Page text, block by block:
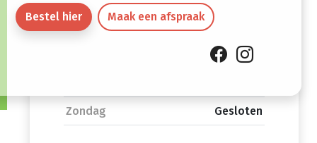
Bestel hier Maak een afspraak
Vrijdag
08:30 -
12:00
Gesloten
Zondag Gesloten